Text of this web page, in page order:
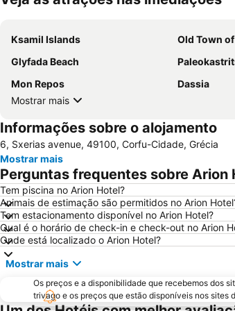
Ksamil Islands Old Town
Glyfada Beach
Mon Repos
Dassia
Mostrar mais
Informações sobre o alojamento
6, Sxerias avenue, 49100, Corfu-Cidade, Grécia
Mostrar mais
Perguntas frequentes sobre Arion
Tem piscina no Arion Hotel?
Animais de estimação são permitidos no Arion
Tem estacionamento disponível no Arion Hotel?
Qual é o horário de check-in e check-out no Arion
Onde está localizado o Arion Hotel?
Mostrar mais
Os preços e a disponibilidade que recebemos dos
trivago e os preços que estão disponíveis nos sites